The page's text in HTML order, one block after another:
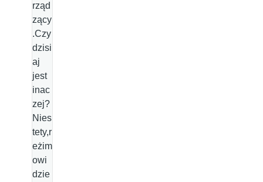
rząd
zący
.Czy
dzisi
aj
jest
inac
zej?
Nies
tety,r
eżim
owi
dzie